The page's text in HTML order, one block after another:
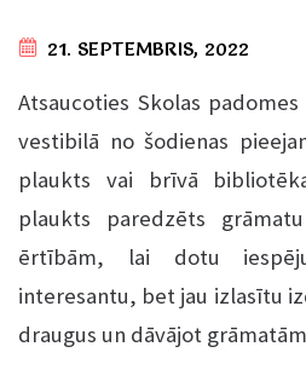
21. SEPTEMBRIS, 2022
Atsaucoties Skolas
vestibilā no šodienas
plaukts vai brīvā
plaukts paredzēts
ērtībām, lai dotu
interesantu, bet jau izlasītu
draugus un dāvājot